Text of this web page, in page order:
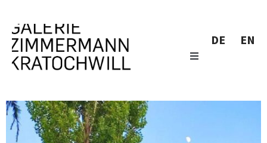
DE EN